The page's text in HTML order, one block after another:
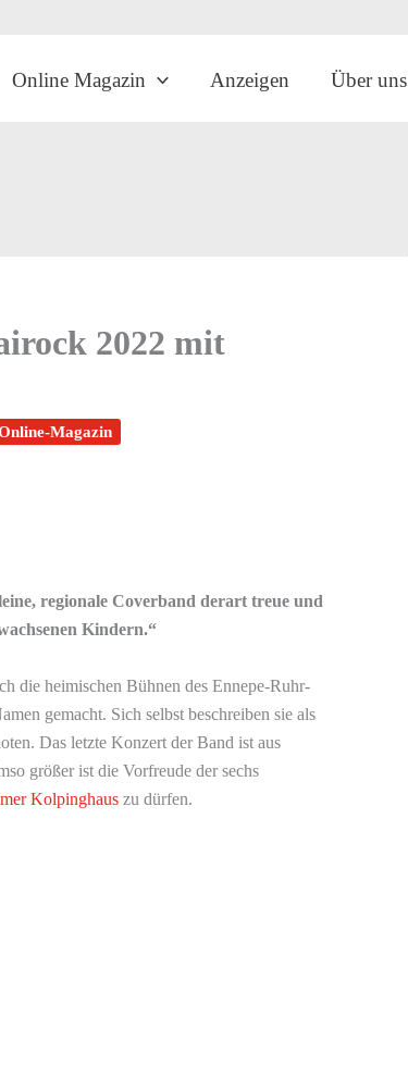
Online Magazin Anzeigen Über uns
2022 mit
Magazin
regionale Coverband derart treue und
Kindern.“
die heimischen Bühnen des Ennepe-Ruhr-
gemacht. Sich selbst beschreiben sie als
Das letzte Konzert der Band ist aus
größer ist die Vorfreude der sechs
Kolpinghaus zu dürfen.